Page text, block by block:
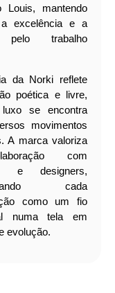
Louis, mantendo
excelência e a
pelo trabalho
da Norki reflete
poética e livre,
se encontra
movimentos
A marca valoriza
com
e designers,
cada
como um fio
numa tela em
evolução.